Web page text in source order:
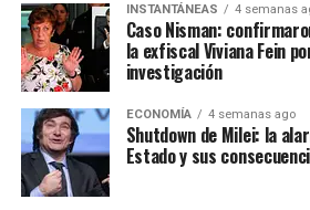
INSTANTÁNEAS 4 semanas
Caso Nisman:
la exfiscal Viviana Fein
investigación
ECONOMÍA 4 semanas ago
Shutdown de Milei: la
Estado y sus